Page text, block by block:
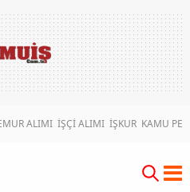
ALIMI İŞÇİ ALIMI İŞKUR KAMU